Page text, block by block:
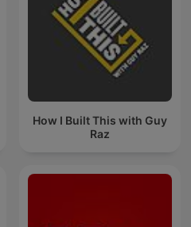
How I Built This with Guy
Raz